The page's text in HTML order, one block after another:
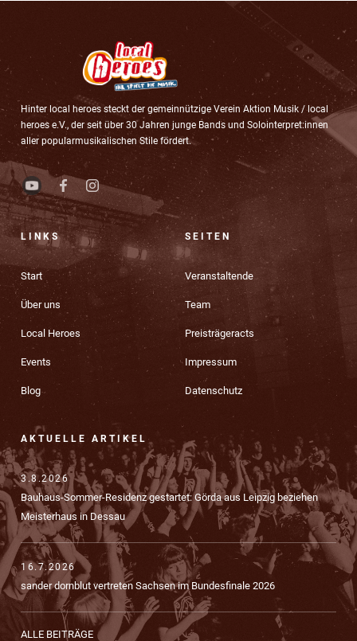
Hinter local heroes steckt der gemeinnützige Verein Aktion Musik / local
heroes e.V., der seit über 30 Jahren junge Bands und Solointerpret:innen
aller popularmusikalischen Stile fördert.
LINKS
Start
Über uns
Local Heroes
Events
Blog
SEITEN
Veranstaltende
Team
Preisträgeracts
Impressum
Datenschutz
AKTUELLE ARTIKEL
3.8.2026
Bauhaus-Sommer-Residenz gestartet: Görda aus Leipzig beziehen
Meisterhaus in Dessau
16.7.2026
sander dornblut vertreten Sachsen im Bundesfinale 2026
ALLE BEITRÄGE